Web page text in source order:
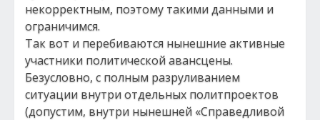
некорректным, поэтому такими данными и
ограничимся.
Так вот и перебиваются нынешние активные
участники политической авансцены.
Безусловно, с полным разруливанием
ситуации внутри отдельных политпроектов
(допустим, внутри нынешней «Справедливой